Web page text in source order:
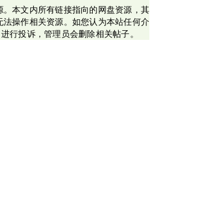
本文内所有链接指向的网盘资源，其
操作相关资源。如您认为本站任何介
行投诉，管理员会删除相关帖子。